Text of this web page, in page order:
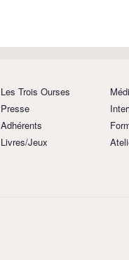
Les Trois Ourses
Presse
Adhérents
Livres/Jeux